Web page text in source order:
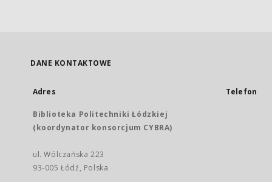
DANE KONTAKTOWE
Adres
Biblioteka Politechniki Łódzkiej
(koordynator konsorcjum CYBRA)
ul. Wólczańska 223
93-005 Łódź, Polska
Telefon